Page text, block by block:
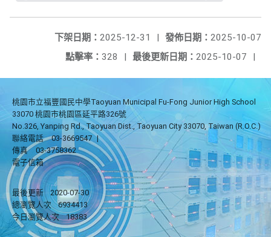
發佈日期： 2025-10-07
下架日期： 2025-12-31
|
最後更新日期： 2025-10-07 |
點擊率： 328 |
桃園市立福豐國民中學Taoyuan Municipal Fu-Fong Junior High School
33070 桃園市桃園區延平路326號
No.326, Yanping Rd., Taoyuan Dist., Taoyuan City 33070, Taiwan (R.O.C.)
聯絡電話
03-3669547 |
傳真
03-3758362
電子信箱
最後更新
2020-07-30
總瀏覽人次
6934413
今日瀏覽人次
18383